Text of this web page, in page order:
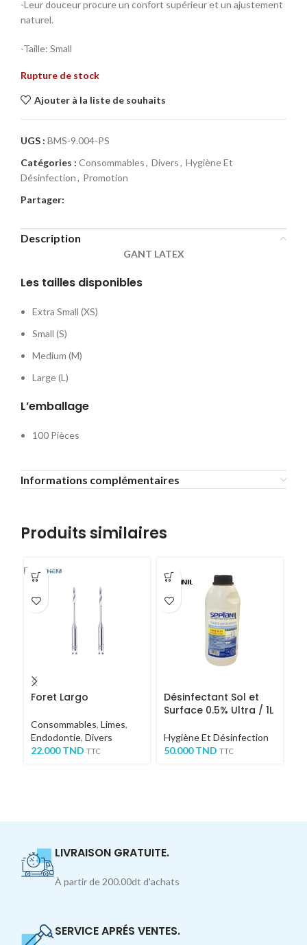
-Leur douceur procure un confort supérieur et un ajustement
naturel.
-Taille: Small
Rupture de stock
Ajouter à la liste de souhaits
UGS : BMS-9.004-PS
Catégories : Consommables, Divers, Hygiène Et
Désinfection, Promotion
Partager:
Description
GANT LATEX
Les tailles disponibles
Extra Small (XS)
Small (S)
Medium (M)
Large (L)
L’emballage
100 Pièces
Informations complémentaires
Produits similaires
Foret Largo
Consommables, Limes,
Endodontie, Divers
22.000TND TTC
Désinfectant Sol et
Surface 0.5% Ultra / 1L
Hygiène Et Désinfection
50.000TND TTC
LIVRAISON GRATUITE.
À partir de 200.00dt d'achats
SERVICE APRÉS VENTES.